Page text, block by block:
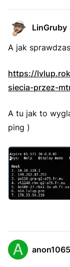
LinGruby
A jak
https://
siecia-przez-
A tu jak to
ping )